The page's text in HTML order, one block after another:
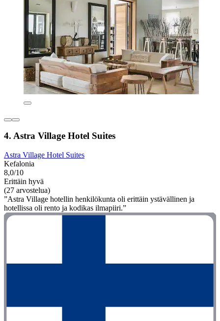
4. Astra Village Hotel Suites
Astra Village Hotel Suites
Kefalonia
8,0/10
Erittäin hyvä
(27 arvostelua)
”Astra Village hotellin henkilökunta oli erittäin ystävällinen ja
hotellissa oli rento ja kodikas ilmapiiri.”